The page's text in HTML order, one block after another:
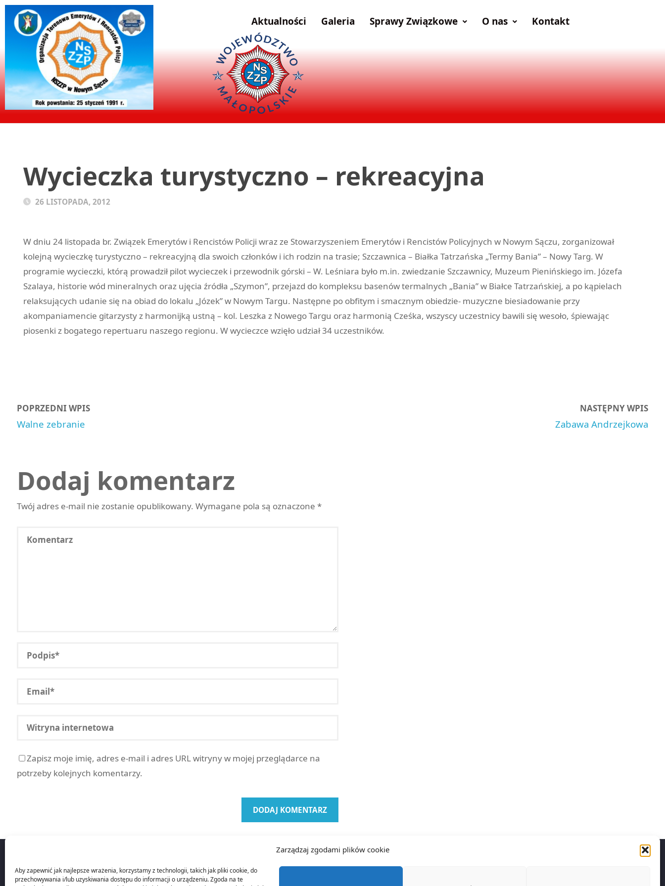
Zarządzaj zgodami plików cookie
Aby zapewnić jak najlepsze wrażenia, korzystamy z technologii, takich jak pliki cookie, do
przechowywania i/lub uzyskiwania dostępu do informacji o urządzeniu. Zgoda na te
Aktualności Galeria Sprawy Związkowe O nas Kontakt
Wycieczka turystyczno – rekreacyjna
26 LISTOPADA, 2012
W dniu 24 listopada br. Związek Emerytów i Rencistów Policji wraz ze Stowarzyszeniem Emerytów i Rencistów Policyjnych w Nowym Sączu, zorganizował
kolejną wycieczkę turystyczno – rekreacyjną dla swoich członków i ich rodzin na trasie; Szczawnica – Białka Tatrzańska „Termy Bania” – Nowy Targ. W
programie wycieczki, którą prowadził pilot wycieczek i przewodnik górski – W. Leśniara było m.in. zwiedzanie Szczawnicy, Muzeum Pienińskiego im. Józefa
Szalaya, historie wód mineralnych oraz ujęcia źródła „Szymon”, przejazd do kompleksu basenów termalnych „Bania” w Białce Tatrzańskiej, a po kąpielach
relaksujących udanie się na obiad do lokalu „Józek” w Nowym Targu. Następne po obfitym i smacznym obiedzie- muzyczne biesiadowanie przy
akompaniamencie gitarzysty z harmonijką ustną – kol. Leszka z Nowego Targu oraz harmonią Cześka, wszyscy uczestnicy bawili się wesoło, śpiewając
piosenki z bogatego repertuaru naszego regionu. W wycieczce wzięło udział 34 uczestników.
POPRZEDNI WPIS
Walne zebranie
NASTĘPNY WPIS
Zabawa Andrzejkowa
Dodaj komentarz
Twój adres e-mail nie zostanie opublikowany. Wymagane pola są oznaczone *
Zapisz moje imię, adres e-mail i adres URL witryny w mojej przeglądarce na
potrzeby kolejnych komentarzy.